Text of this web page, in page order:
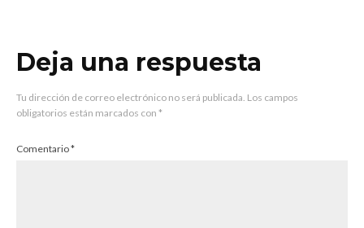
Deja una respuesta
Tu dirección de correo electrónico no será publicada. Los campos
obligatorios están marcados con *
Comentario*